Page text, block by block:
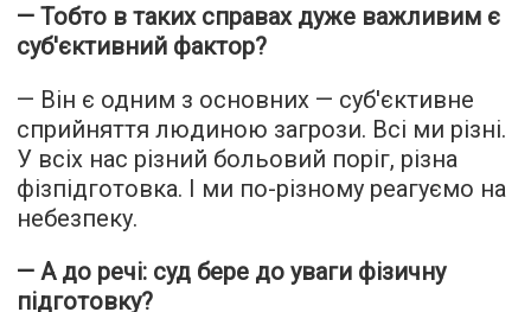
— Тобто в таких справах дуже важливим є
суб'єктивний фактор?
— Він є одним з основних — суб'єктивне
сприйняття людиною загрози. Всі ми різні.
У всіх нас різний больовий поріг, різна
фізпідготовка. І ми по-різному реагуємо на
небезпеку.
— А до речі: суд бере до уваги фізичну
підготовку?